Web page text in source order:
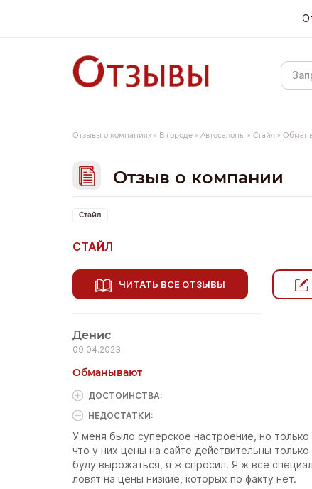
Отзывы о компаниях » В городе » Автосалоны » Стайл »
Отзыв о компании
Стайл
СТАЙЛ
ЧИТАТЬ ВСЕ ОТЗЫВЫ
Денис
09.04.2023
Обманывают
ДОСТОИНCТВА:
НЕДОСТАТКИ:
У меня было суперское настроение, но только
что у них цены на сайте действительны
буду вырожаться, я ж спросил. Я ж все
ловят на цены низкие, которых по факту нет.